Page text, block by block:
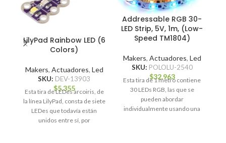
LilyPad Rainbow LED (6
Colors)
Makers, Actuadores, Led
SKU: DEV-13903
$5.355
Esta tira de LEDes arcoiris, de
la línea LilyPad, consta de siete
LEDes que todavía están
unidos entre sí, por
Addressable RGB 30-
LED Strip, 5V, 1m, (Low-
Speed TM1804)
Makers, Actuadores, Led
SKU: POLOLU-2540
$32.963
Esta tira de 1 metro contiene
30 LEDs RGB, las que se
pueden abordar
individualmente usando una